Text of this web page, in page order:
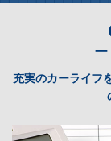
―
充実のカーライフ